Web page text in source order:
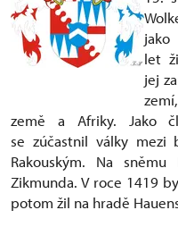
jako
let
jej
země a Afriky. Jako
se zúčastnil války mezi
Rakouským. Na
Zikmunda. V roce 1419
potom žil na hradě